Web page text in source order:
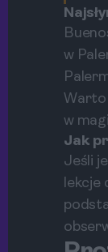
w
Warto
w
Jak
Jeśli
lekcje